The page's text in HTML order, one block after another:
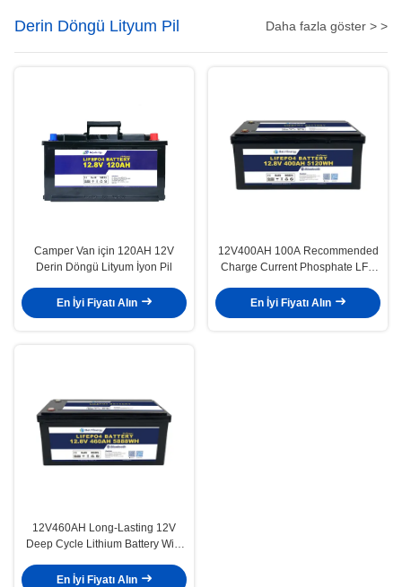
Derin Döngü Lityum Pil Daha fazla göster > >
Camper Van için 120AH 12V
Derin Döngü Lityum İyon Pil
En İyi Fiyatı Alın
12V400AH 100A Recommended
Charge Current Phosphate LFP
Performance
En İyi Fiyatı Alın
12V460AH Long-Lasting 12V
Deep Cycle Lithium Battery With
Impedance
En İyi Fiyatı Alın